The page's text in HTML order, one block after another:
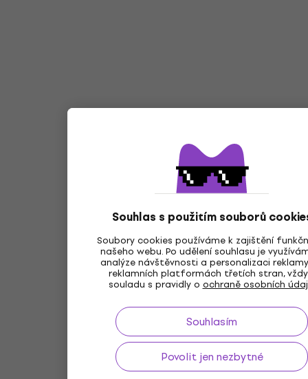
Souhlas s použitím souborů
Soubory cookies používáme k zajištění
našeho webu. Po udělení souhlasu je
analýze návštěvnosti a personalizaci
reklamních platformách třetích stran,
souladu s pravidly o ochraně osobních
Souhlasím
Povolit jen nezbytné